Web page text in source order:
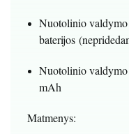
Nuotolinio
baterijos
Nuotolinio
mAh
Matmenys: